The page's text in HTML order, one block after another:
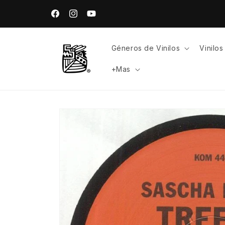
directamente
FacebookInstagramYouTube
Géneros de Vinilos Vinilos
+Mas